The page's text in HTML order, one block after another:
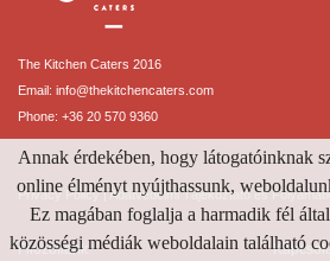
The Kitchen Caters 2016
Email: info@thekitchencaters.com
Phone: +36 20 570 9360
Privacy Policy|Adatvédelmi Tájékoztató és
Filozófiánk
Annak érdekében, hogy látogatóinknak
online élményt nyújthassunk,
Ez magában foglalja a harmadik fél
közösségi médiák weboldalain található